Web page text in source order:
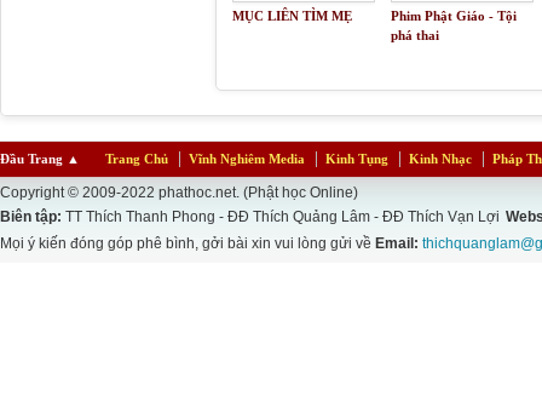
MỤC LIÊN TÌM MẸ
Phim Phật Giáo - Tội
phá thai
Đầu Trang ▲ Trang Chủ Vĩnh Nghiêm Media Kinh Tụng Kinh Nhạc Pháp
Copyright © 2009-2022 phathoc.net. (Phật học Online)
Biên tập: TT Thích Thanh Phong - ĐĐ Thích Quảng Lâm - ĐĐ Thích Vạn Lợi
Mọi ý kiến đóng góp phê bình, gởi bài xin vui lòng gửi về Email: